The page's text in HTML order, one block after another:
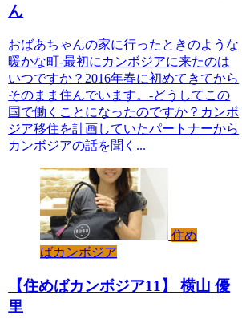
ん
おばあちゃんの家に行ったときのような
暖かな町-最初にカンボジアに来たのは
いつですか？2016年春に初めてきてから
そのまま住んでいます。-どうしてこの
国で働くことになったのですか？カンボ
ジア移住を計画していたパートナーから
カンボジアの話を聞く...
住め
ばカンボジア
【住めばカンボジア11】 横山 優
里